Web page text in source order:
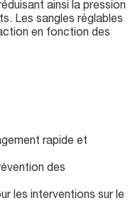
ainsi la pression
Les sangles réglables
en fonction des
rapide et
des
les interventions sur le